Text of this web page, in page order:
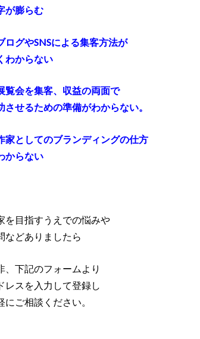
が膨らむ
ログやSNSによる集客方法が
わからない
覧会を集客、収益の両面で
させるための準備がわからない。
家としてのブランディングの仕方
からない
を目指すうえでの悩みや
などありましたら
、下記のフォームより
レスを入力して登録し
にご相談ください。